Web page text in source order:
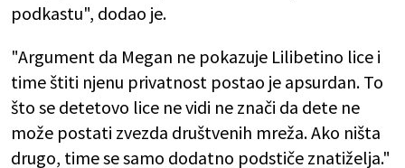
podkastu", dodao je.
"Argument da Megan ne pokazuje Lilibetino lice i
time štiti njenu privatnost postao je apsurdan. To
što se detetovo lice ne vidi ne znači da dete ne
može postati zvezda društvenih mreža. Ako ništa
drugo, time se samo dodatno podstiče znatiželja."